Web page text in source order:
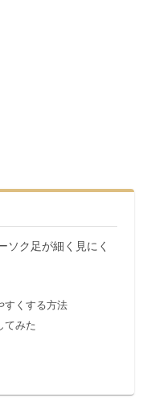
ソク足が細く見にく
すくする方法
てみた